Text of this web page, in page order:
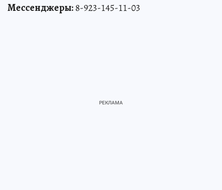
Мессенджеры:8-923-145-11-03